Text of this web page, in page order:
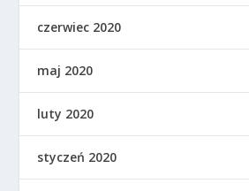
czerwiec 2020
maj 2020
luty 2020
styczeń 2020